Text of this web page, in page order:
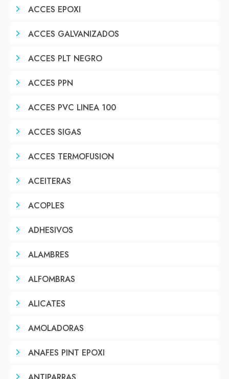
ACCES EPOXI
ACCES GALVANIZADOS
ACCES PLT NEGRO
ACCES PPN
ACCES PVC LINEA 100
ACCES SIGAS
ACCES TERMOFUSION
ACEITERAS
ACOPLES
ADHESIVOS
ALAMBRES
ALFOMBRAS
ALICATES
AMOLADORAS
ANAFES PINT EPOXI